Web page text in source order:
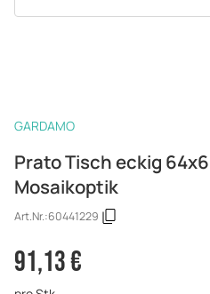
GARDAMO
Prato Tisch eckig
Mosaikoptik
Art.Nr.:60441229
91,13 €